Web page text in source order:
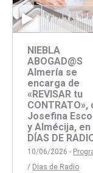
NIEBLA
ABOGAD@S
Almería se
encarga de
«REVISAR tu
CONTRATO»,
Josefina
y Almécija, en
DÍAS DE
10/06/2026 -
/ Dias de Radio